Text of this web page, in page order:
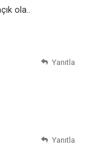
ola..
Yanıtla
Yanıtla